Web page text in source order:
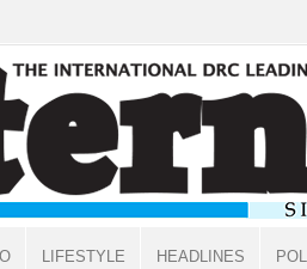
LIFESTYLE HEADLINES